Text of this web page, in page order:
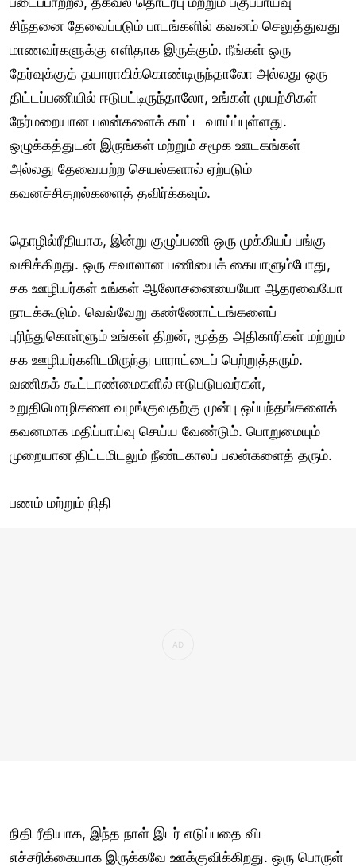
சிந்தனை தேவைப்படும் பாடங்களில் கவனம் செலுத்துவது
மாணவர்களுக்கு எளிதாக இருக்கும். நீங்கள் ஒரு
தேர்வுக்குத் தயாராகிக்கொண்டிருந்தாலோ அல்லது ஒரு
திட்டப்பணியில் ஈடுபட்டிருந்தாலோ, உங்கள் முயற்சிகள்
நேர்மறையான பலன்களைக் காட்ட வாய்ப்புள்ளது.
ஒழுக்கத்துடன் இருங்கள் மற்றும் சமூக ஊடகங்கள்
அல்லது தேவையற்ற செயல்களால் ஏற்படும்
கவனச்சிதறல்களைத் தவிர்க்கவும்.
தொழில்ரீதியாக, இன்று குழுப்பணி ஒரு முக்கியப் பங்கு
வகிக்கிறது. ஒரு சவாலான பணியைக் கையாளும்போது,
சக ஊழியர்கள் உங்கள் ஆலோசனையையோ ஆதரவையோ
நாடக்கூடும். வெவ்வேறு கண்ணோட்டங்களைப்
புரிந்துகொள்ளும் உங்கள் திறன், மூத்த அதிகாரிகள் மற்றும்
சக ஊழியர்களிடமிருந்து பாராட்டைப் பெற்றுத்தரும்.
வணிகக் கூட்டாண்மைகளில் ஈடுபடுபவர்கள்,
உறுதிமொழிகளை வழங்குவதற்கு முன்பு ஒப்பந்தங்களைக்
கவனமாக மதிப்பாய்வு செய்ய வேண்டும். பொறுமையும்
முறையான திட்டமிடலும் நீண்டகாலப் பலன்களைத் தரும்.
பணம் மற்றும் நிதி
நிதி ரீதியாக, இந்த நாள் இடர் எடுப்பதை விட
எச்சரிக்கையாக இருக்கவே ஊக்குவிக்கிறது. ஒரு பொருள்